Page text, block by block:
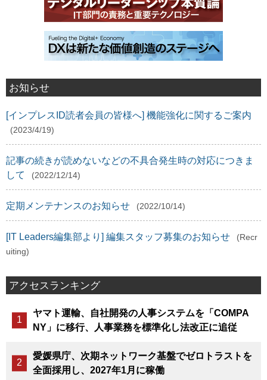
お知らせ
[インプレスID読者会員の皆様へ] 機能強化に関するご案内
(2023/4/19)
記事の続きが読めないなどの不具合発生時の対応につきま
して
(2022/12/14)
定期メンテナンスのお知らせ (2022/10/14)
[IT Leaders編集部より] 編集スタッフ募集のお知らせ
(Recr
uiting)
アクセスランキング
ヤマト運輸、自社開発の人事システムを「COMPA
NY」に移行、人事業務を標準化し法改正に追従
愛媛県庁、次期ネットワーク基盤でゼロトラストを
全面採用し、2027年1月に稼働